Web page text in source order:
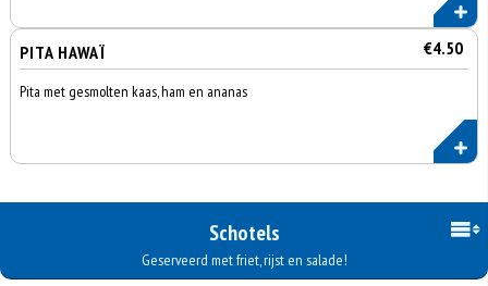
PITA HAWAÏ €4.50
Pita met gesmolten kaas, ham en ananas
Schotels
Geserveerd met friet, rijst en salade!